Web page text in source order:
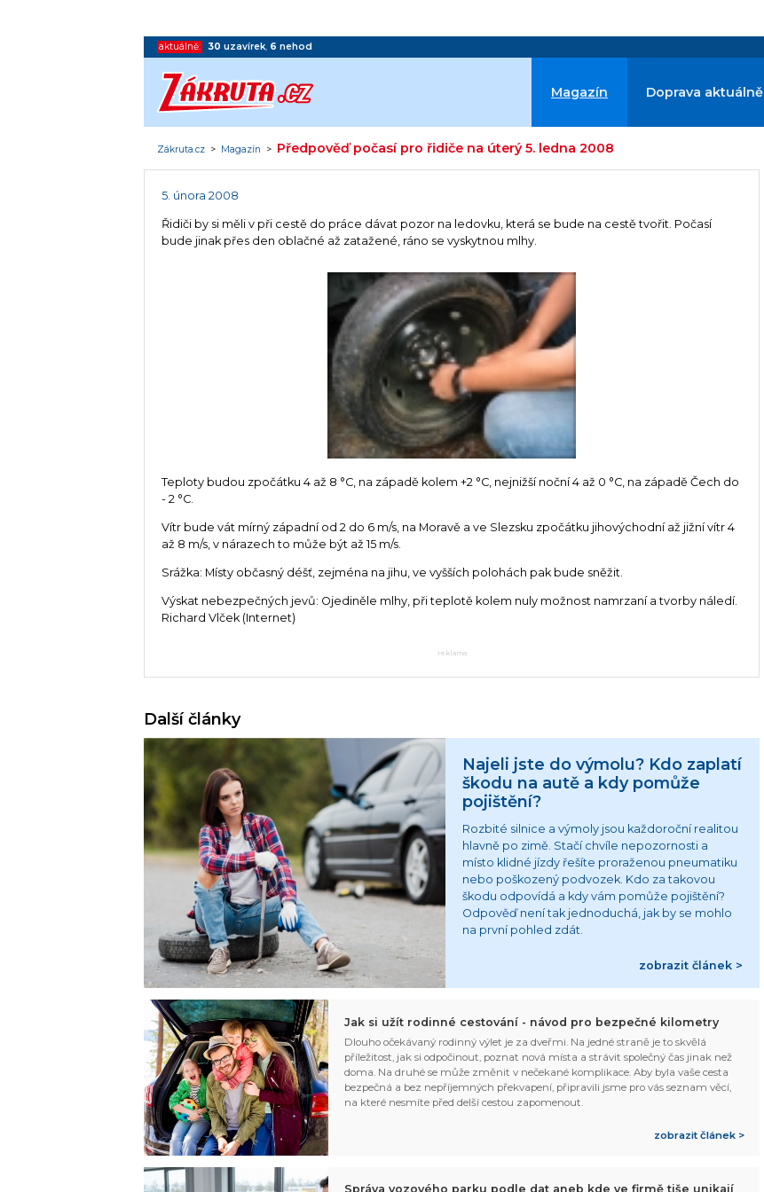
aktuálně: 30 uzavírek, 6 nehod
Magazín Doprava aktuálně
Zákruta.cz > Magazín > Předpověď počasí pro řidiče na úterý 5. ledna 2008
5. února 2008
Řidiči by si měli v při cestě do práce dávat pozor na ledovku, která se bude na cestě tvořit. Počasí
bude jinak přes den oblačné až zatažené, ráno se vyskytnou mlhy.
Teploty budou zpočátku 4 až 8 °C, na západě kolem +2 °C, nejnižší noční 4 až 0 °C, na západě Čech do
- 2 °C.
Vítr bude vát mírný západní od 2 do 6 m/s, na Moravě a ve Slezsku zpočátku jihovýchodní až jižní vítr 4
až 8 m/s, v nárazech to může být až 15 m/s.
Srážka: Místy občasný déšť, zejména na jihu, ve vyšších polohách pak bude sněžit.
Výskat nebezpečných jevů: Ojediněle mlhy, při teplotě kolem nuly možnost namrzaní a tvorby náledí.
Richard Vlček (Internet)
reklama
Další články
Najeli jste do výmolu? Kdo zaplatí
škodu na autě a kdy pomůže
pojištění?
Rozbité silnice a výmoly jsou každoroční realitou
hlavně po zimě. Stačí chvíle nepozornosti a
místo klidné jízdy řešíte proraženou pneumatiku
nebo poškozený podvozek. Kdo za takovou
škodu odpovídá a kdy vám pomůže pojištění?
Odpověď není tak jednoduchá, jak by se mohlo
na první pohled zdát.
zobrazit článek >
Jak si užít rodinné cestování - návod pro bezpečné kilometry
Dlouho očekávaný rodinný výlet je za dveřmi. Na jedné straně je to skvělá
příležitost, jak si odpočinout, poznat nová místa a strávit společný čas jinak než
doma. Na druhé se může změnit v nečekané komplikace. Aby byla vaše cesta
bezpečná a bez nepříjemných překvapení, připravili jsme pro vás seznam věcí,
na které nesmíte před delší cestou zapomenout.
zobrazit článek >
Správa vozového parku podle dat aneb kde ve firmě tiše unikají